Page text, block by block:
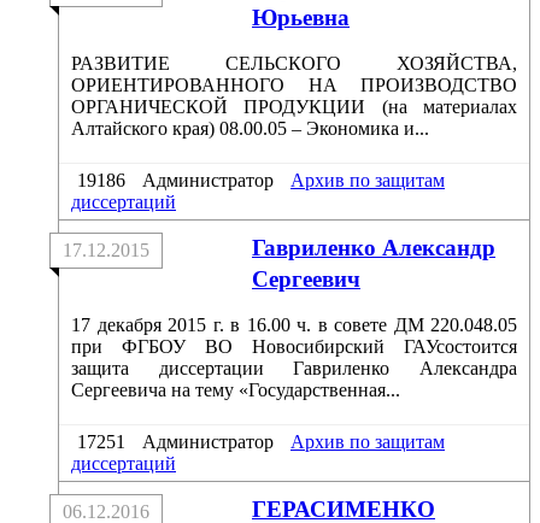
Юрьевна
РАЗВИТИЕ СЕЛЬСКОГО ХОЗЯЙСТВА,
ОРИЕНТИРОВАННОГО НА ПРОИЗВОДСТВО
ОРГАНИЧЕСКОЙ ПРОДУКЦИИ (на материалах
Алтайского края) 08.00.05 – Экономика и...
19186 Администратор
Архив по защитам
диссертаций
Гавриленко Александр
Сергеевич
17.12.2015
17 декабря 2015 г. в 16.00 ч. в совете ДМ 220.048.05
при ФГБОУ ВО Новосибирский ГАУсостоится
защита диссертации Гавриленко Александра
Сергеевича на тему «Государственная...
17251 Администратор
Архив по защитам
диссертаций
ГЕРАСИМЕНКО
06.12.2016